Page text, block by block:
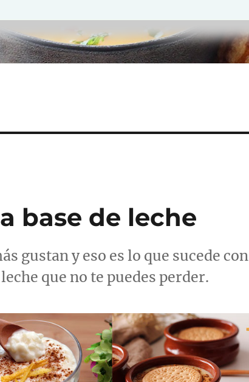
base de leche
gustan y eso es lo que sucede con
que no te puedes perder.